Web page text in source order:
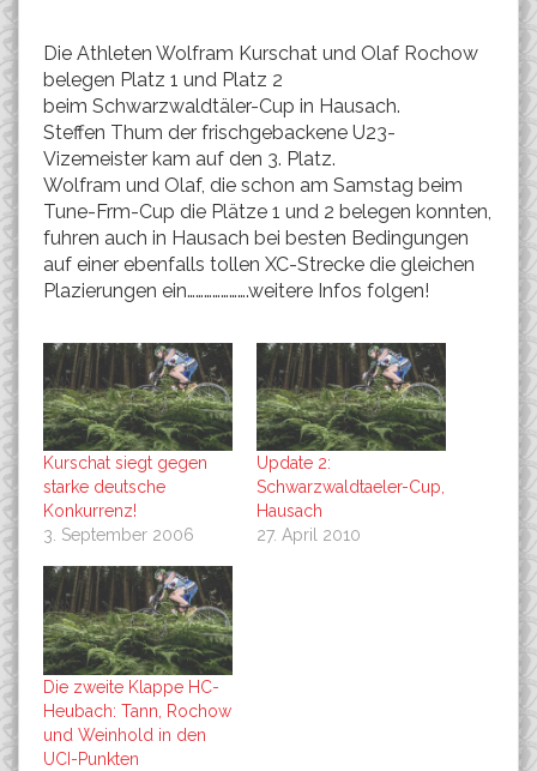
Die Athleten Wolfram Kurschat und Olaf Rochow
belegen Platz 1 und Platz 2
beim Schwarzwaldtäler-Cup in Hausach.
Steffen Thum der frischgebackene U23-
Vizemeister kam auf den 3. Platz.
Wolfram und Olaf, die schon am Samstag beim
Tune-Frm-Cup die Plätze 1 und 2 belegen konnten,
fuhren auch in Hausach bei besten Bedingungen
auf einer ebenfalls tollen XC-Strecke die gleichen
Plazierungen ein………………….weitere Infos folgen!
Kurschat siegt gegen
starke deutsche
Konkurrenz!
3. September 2006
Update 2:
Schwarzwaldtaeler-Cup,
Hausach
27. April 2010
Die zweite Klappe HC-
Heubach: Tann, Rochow
und Weinhold in den
UCI-Punkten